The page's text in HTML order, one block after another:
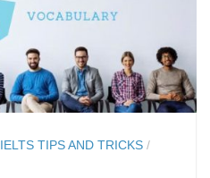
IELTS TIPS AND TRICKS /